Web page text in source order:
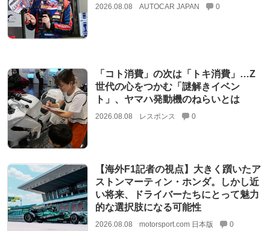
2026.08.08 AUTOCAR JAPAN 0
「コト消費」の次は「トキ消費」…Z
世代の心をつかむ「謎解きイベン
ト」、ヤマハ発動機のねらいとは
2026.08.08 レスポンス 0
【海外F1記者の視点】大きく躓いたア
ストンマーティン・ホンダ。しかし近
い将来、ドライバーたちにとって魅力
的な選択肢になる可能性
2026.08.08 motorsport.com 日本版 0